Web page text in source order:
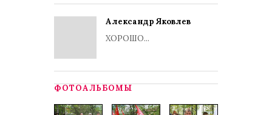
Александр Яковлев
ХОРОШО...
ФОТОАЛЬБОМЫ